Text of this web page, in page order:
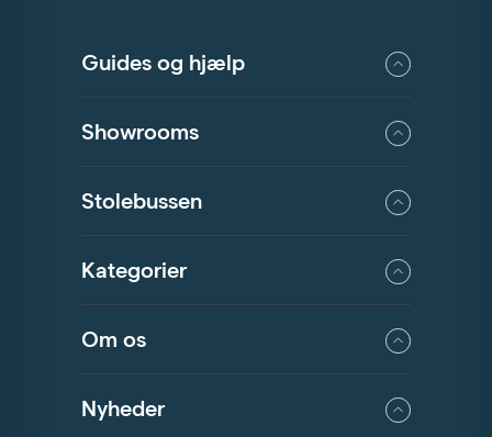
Guides og hjælp
Showrooms
Stolebussen
Kategorier
Om os
Nyheder